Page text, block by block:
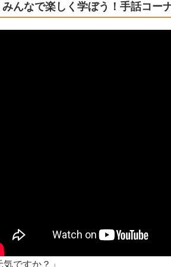
みんなで楽しく学ぼう！手話コー
気ですか？」